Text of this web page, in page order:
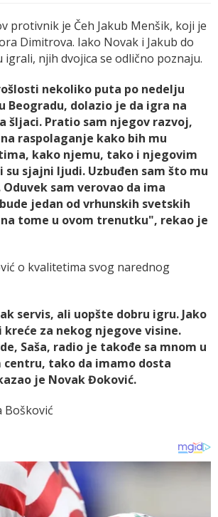
protivnik je Čeh Jakub Menšik, koji je
Dimitrova. Iako Novak i Jakub do
igrali, njih dvojica se odlično poznaju.
nekoliko puta po nedelju
Beogradu, dolazio je da igra na
šljaci. Pratio sam njegov razvoj,
raspolaganje kako bih mu
kako njemu, tako i njegovim
sjajni ljudi. Uzbuđen sam što mu
sam verovao da ima
jedan od vrhunskih svetskih
tome u ovom trenutku", rekao je
o kvalitetima svog narednog
servis, ali uopšte dobru igru. Jako
kreće za nekog njegove visine.
Saša, radio je takođe sa mnom u
tako da imamo dosta
je Novak Đoković.
Bošković